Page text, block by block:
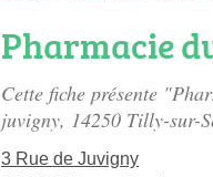
Pharmacie
Cette fiche présente
juvigny, 14250 Tilly-sur-
3 Rue de Juvigny